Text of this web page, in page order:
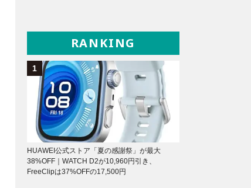
RANKING
HUAWEI公式ストア「夏の感謝祭」が最大
38%OFF｜WATCH D2が10,960円引き、
FreeClipは37%OFFの17,500円